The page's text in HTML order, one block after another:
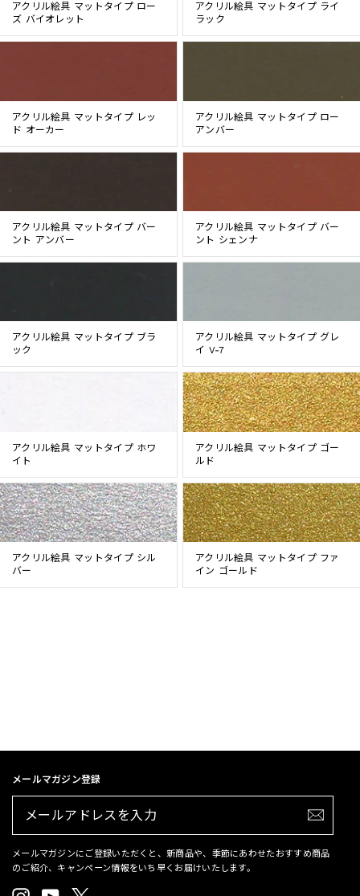
アクリル絵具 マットタイプ ロー
ズ バイオレット
アクリル絵具 マットタイプ ライ
ラック
アクリル絵具 マットタイプ レッ
ド オーカー
アクリル絵具 マットタイプ ロー
アンバー
アクリル絵具 マットタイプ バー
ント アンバー
アクリル絵具 マットタイプ バー
ント シェンナ
アクリル絵具 マットタイプ ブラ
ック
アクリル絵具 マットタイプ グレ
イ V-7
アクリル絵具 マットタイプ ホワ
イト
アクリル絵具 マットタイプ ゴー
ルド
アクリル絵具 マットタイプ シル
バー
アクリル絵具 マットタイプ ファ
イン ゴールド
メールマガジン登録
ア
ド
ス
メールマガジンにご登録いただくと、新商品や、季節にあわせたおすすめ商品
のご紹介、キャンペーン情報をいち早くお届けいたします。